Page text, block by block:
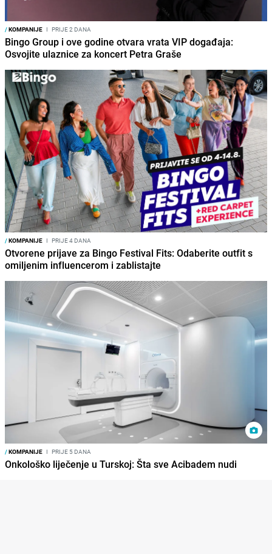
/KOMPANIJE I PRIJE 2 DANA
Bingo Group i ove godine otvara vrata VIP događaja:
Osvojite ulaznice za koncert Petra Graše
/KOMPANIJE I PRIJE 4 DANA
Otvorene prijave za Bingo Festival Fits: Odaberite outfit s
omiljenim influencerom i zablistajte
/KOMPANIJE I PRIJE 5 DANA
Onkološko liječenje u Turskoj: Šta sve Acibadem nudi